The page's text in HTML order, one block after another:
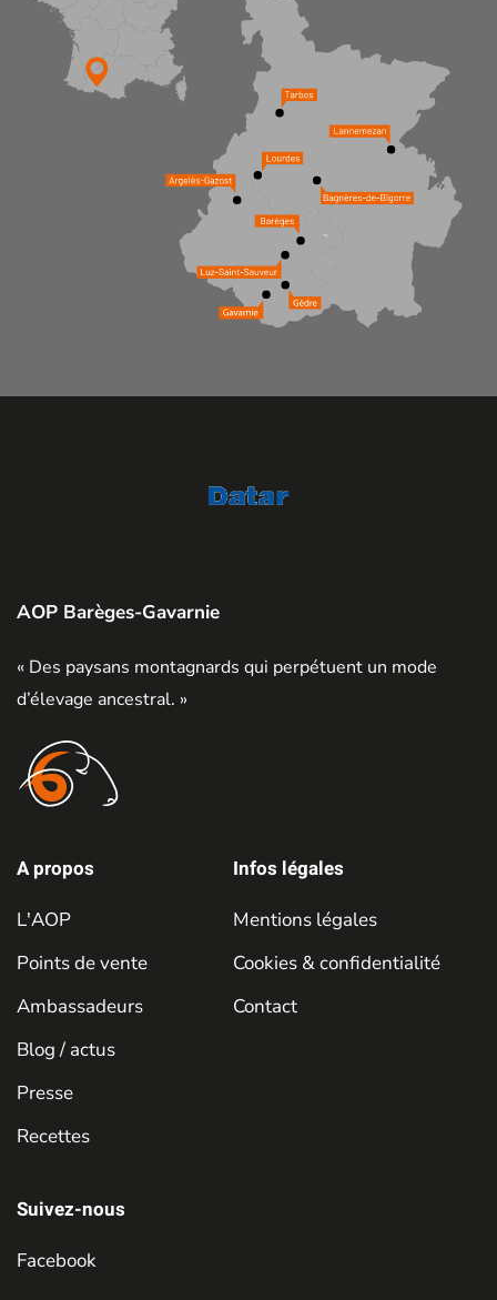
AOP Barèges-Gavarnie
« Des paysans montagnards qui perpétuent un mode
d’élevage ancestral. »
A propos
L'AOP
Points de vente
Ambassadeurs
Blog / actus
Presse
Recettes
Infos légales
Mentions légales
Cookies & confidentialité
Contact
Suivez-nous
Facebook